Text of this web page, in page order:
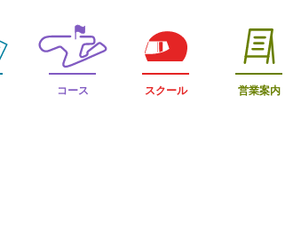
コース スクール 営業案内